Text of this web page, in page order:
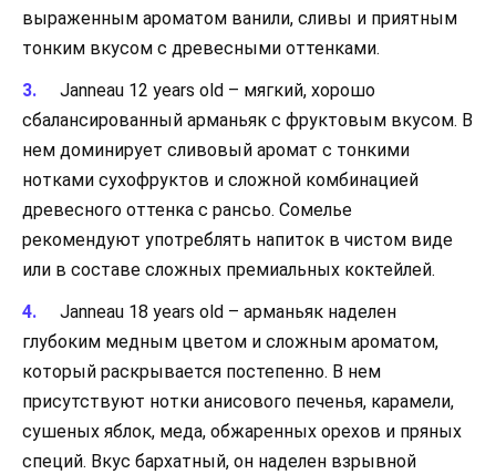
выраженным ароматом ванили, сливы и приятным
тонким вкусом с древесными оттенками.
Janneau 12 years old – мягкий, хорошо
сбалансированный арманьяк с фруктовым вкусом. В
нем доминирует сливовый аромат с тонкими
нотками сухофруктов и сложной комбинацией
древесного оттенка с рансьо. Сомелье
рекомендуют употреблять напиток в чистом виде
или в составе сложных премиальных коктейлей.
Janneau 18 years old – арманьяк наделен
глубоким медным цветом и сложным ароматом,
который раскрывается постепенно. В нем
присутствуют нотки анисового печенья, карамели,
сушеных яблок, меда, обжаренных орехов и пряных
специй. Вкус бархатный, он наделен взрывной